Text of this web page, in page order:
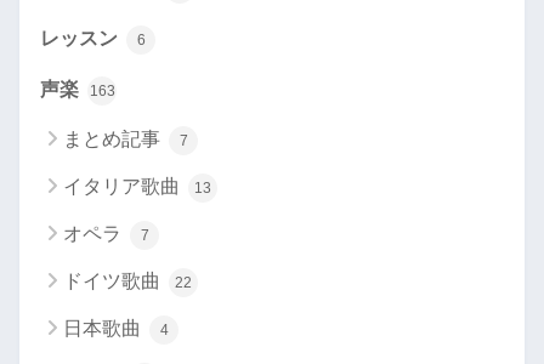
レッスン 6
声楽 163
まとめ記事 7
イタリア歌曲 13
オペラ 7
ドイツ歌曲 22
日本歌曲 4